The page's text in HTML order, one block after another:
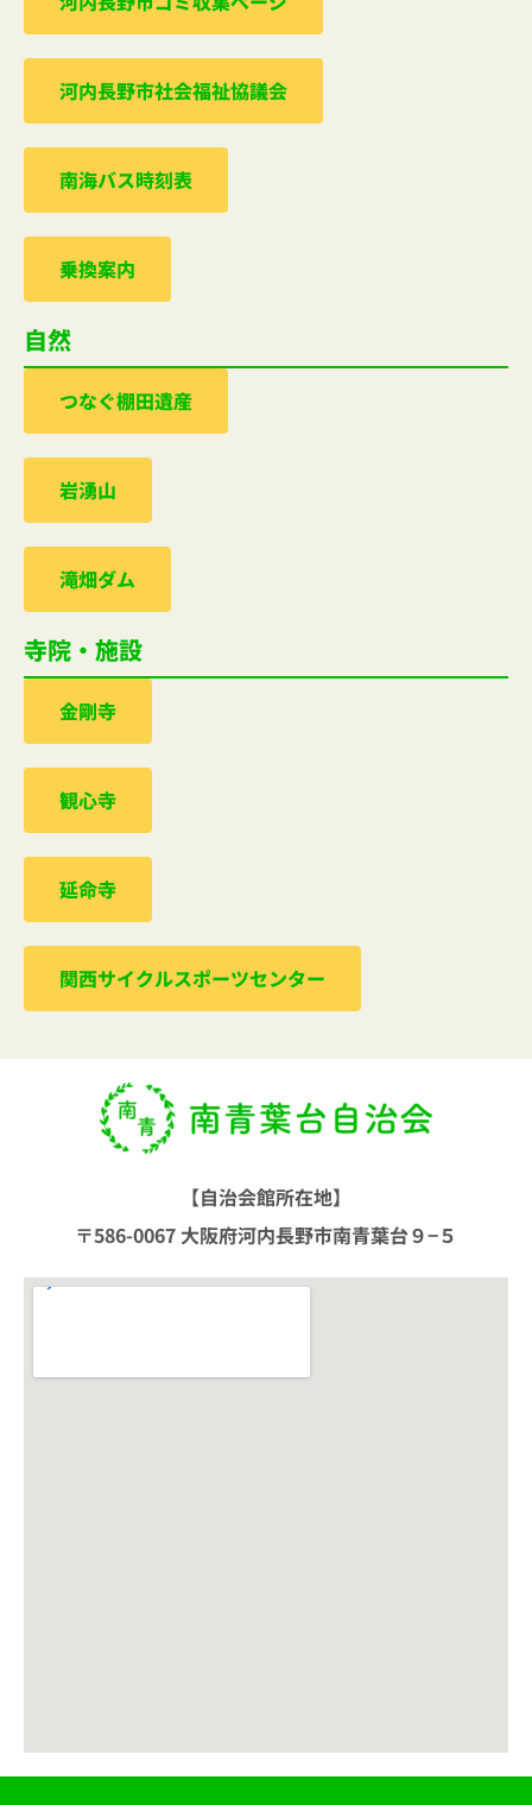
河内⻑野市社会福祉協議会
南海バス時刻表
乗換案内
自然
つなぐ棚田遺産
岩湧山
滝畑ダム
寺院・施設
金剛寺
観心寺
延命寺
関西サイクルスポーツセンター
【自治会館所在地】
〒586-0067 大阪府河内長野市南青葉台９−５